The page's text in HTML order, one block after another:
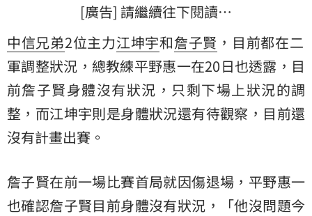
[廣告] 請繼續往下閱讀…
中信兄弟2位主力江坤宇和詹子賢 ，目前都在二
軍調整狀況，總教練平野惠一在20日也透露，目
前詹子賢身體沒有狀況，只剩下場上狀況的調
整，而江坤宇則是身體狀況還有待觀察，目前還
沒有計畫出賽。
詹子賢在前一場比賽首局就因傷退場，平野惠一
也確認詹子賢目前身體沒有狀況，「他沒問題今